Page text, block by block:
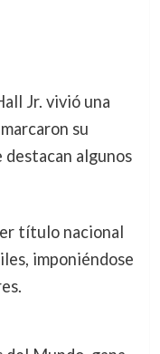
Jr. vivió una
su
algunos
título nacional
imponiéndose